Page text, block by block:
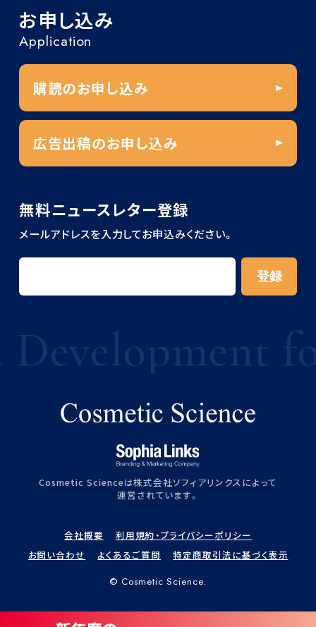
お申し込み
Application
購読のお申し込み
広告出稿のお申し込み
無料ニュースレター登録
メールアドレスを入力してお申込みください。
Cosmetic Scienceは株式会社ソフィアリンクスによって
運営されています。
会社概要
利用規約・プライバシーポリシー
お問い合わせ
よくあるご質問 特定商取引法に基づく表示
©︎ Cosmetic Science.